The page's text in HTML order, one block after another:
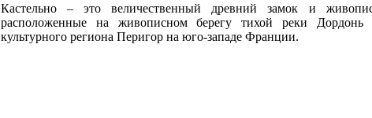
Кастельно – это величественный древний замок и
расположенные на живописном берегу тихой реки Дордонь
культурного региона Перигор на юго-западе Франции.